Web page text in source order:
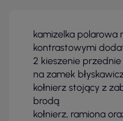
kamizelka polarowa
kontrastowymi
2 kieszenie
na zamek
kołnierz stojący z
brodą
kołnierz, ramiona